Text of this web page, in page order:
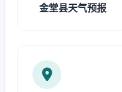
金堂县天气预报